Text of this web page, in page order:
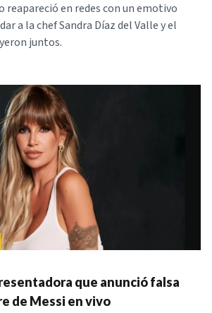
reapareció en redes con un emotivo
a la chef Sandra Díaz del Valle y el
juntos.
que anunció falsa
de Messi en vivo